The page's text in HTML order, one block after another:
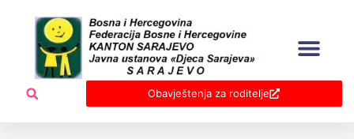
content
Obavještenja za roditelje